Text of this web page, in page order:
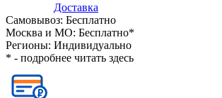
Доставка
Самовывоз: Бесплатно
Москва и МО: Бесплатно*
Регионы: Индивидуально
* - подробнее читать здесь